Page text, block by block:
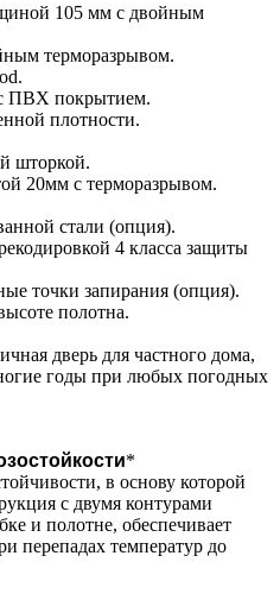
105 мм с двойным
терморазрывом.
ПВХ покрытием.
плотности.
шторкой.
20мм с терморазрывом.
стали (опция).
4 класса защиты
точки запирания (опция).
полотна.
дверь для частного дома,
годы при любых погодных
*
в основу которой
с двумя контурами
и полотне, обеспечивает
перепадах температур до